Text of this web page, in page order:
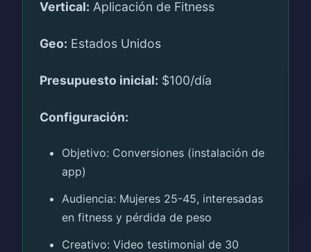
Vertical: Aplicación de Fitness
Geo: Estados Unidos
Presupuesto inicial: $100/día
Configuración:
Objetivo: Conversiones (instalación de
app)
Audiencia: Mujeres 25-45, interesadas
en fitness y pérdida de peso
Creativo: Video testimonial de 30